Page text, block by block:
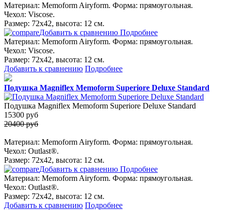
Материал: Memoform Airyform. Форма: прямоугольная.
Чехол: Viscose.
Размер: 72х42, высота: 12 см.
Добавить к сравнению Подробнее
Материал: Memoform Airyform. Форма: прямоугольная.
Чехол: Viscose.
Размер: 72х42, высота: 12 см.
Добавить к сравнению Подробнее
Подушка Magniflex Memoform Superiore Deluxe Standard
Подушка Magniflex Memoform Superiore Deluxe Standard
15300 руб
20400 руб
Материал: Memoform Airyform. Форма: прямоугольная.
Чехол: Outlast®.
Размер: 72х42, высота: 12 см.
Добавить к сравнению Подробнее
Материал: Memoform Airyform. Форма: прямоугольная.
Чехол: Outlast®.
Размер: 72х42, высота: 12 см.
Добавить к сравнению Подробнее